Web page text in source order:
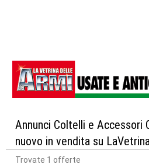
Annunci Coltelli e Accessori
nuovo in vendita su
Trovate 1 offerte